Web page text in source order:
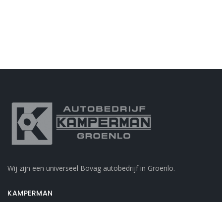
Wij zijn een universeel Bovag autobedrijf in Groenlo.
KAMPERMAN